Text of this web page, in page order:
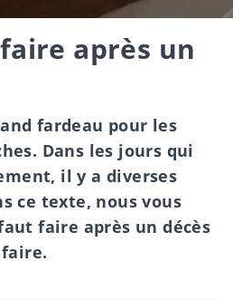
après un
fardeau pour les
Dans les jours qui
il y a diverses
ce texte, nous vous
faire après un décès